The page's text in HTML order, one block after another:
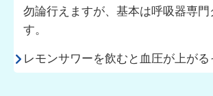
勿論行えますが、基本は呼吸器専
す。
レモンサワーを飲むと血圧が上がる